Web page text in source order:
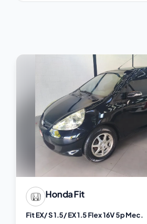
HondaFit
Fit EX/ S 1.5/ EX 1.5 Flex 16V 5p Mec.